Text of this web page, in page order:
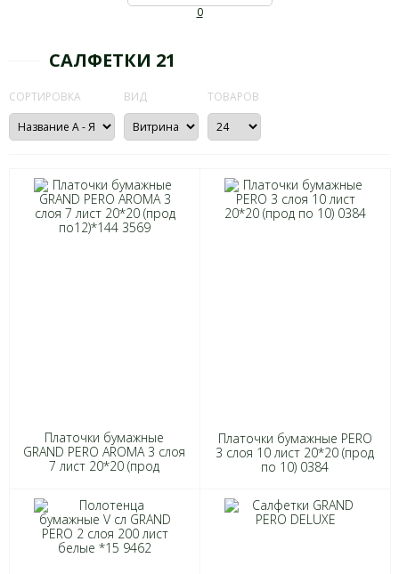
0
САЛФЕТКИ 21
СОРТИРОВКА ВИД ТОВАРОВ
Платочки бумажные
GRAND PERO AROMA 3 слоя
7 лист 20*20 (прод
Платочки бумажные PERO
3 слоя 10 лист 20*20 (прод
по 10) 0384